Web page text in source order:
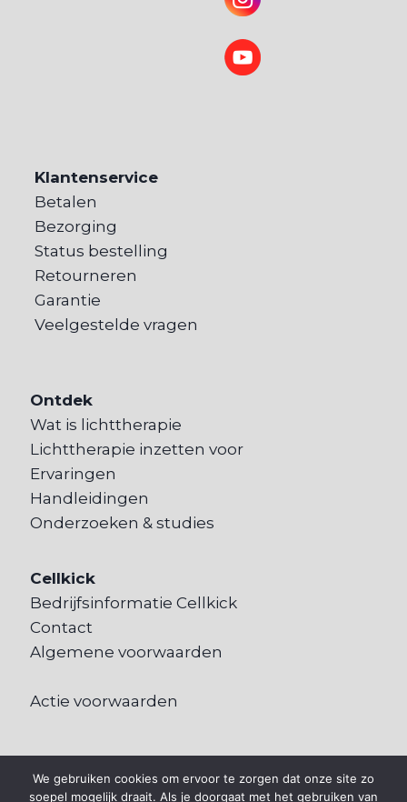
Klantenservice
Betalen
Bezorging
Status bestelling
Retourneren
Garantie
Veelgestelde vragen
Ontdek
Wat is lichttherapie
Lichttherapie inzetten voor
Ervaringen
Handleidingen
Onderzoeken & studies
Cellkick
Bedrijfsinformatie Cellkick
Contact
Algemene voorwaarden
Actie voorwaarden
Cookie informatie & Instellingen|
We gebruiken cookies om ervoor te zorgen dat onze site zo
soepel mogelijk draait. Als je doorgaat met het gebruiken van